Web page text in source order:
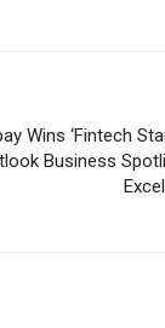
Wins ‘Fintech
Business